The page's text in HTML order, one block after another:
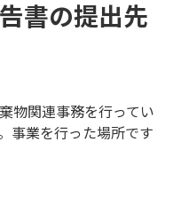
書の提出先
物関連事務を行ってい
事業を行った場所です